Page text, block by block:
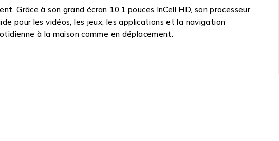
Grâce à son grand écran 10.1 pouces InCell HD, son processeur
pour les vidéos, les jeux, les applications et la navigation
à la maison comme en déplacement.